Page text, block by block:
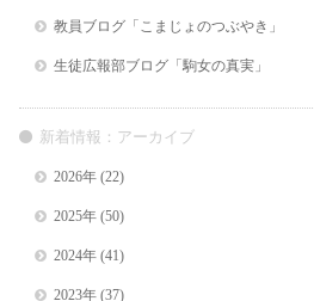
教員ブログ「こまじょのつぶやき」
生徒広報部ブログ「駒女の真実」
新着情報：アーカイブ
2026年(22)
2025年(50)
2024年(41)
2023年(37)